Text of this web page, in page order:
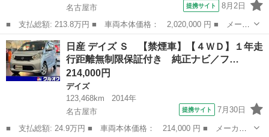
名古屋市
提携サイト 8月2日
■ 支払総額: 213.8万円 ■ 車両本体価格： 2,020,000 円 ■ メーカ
ー名： 日産 ■ 車種名： ノート ■ グレード名： １．２ Ｘ
当社社用車 メーカーナビ フルセグ 全周カメラ エマージェンシ
ーＢ Ｗ...
愛知 名古屋市 ノート
日産 デイズ Ｓ 【禁煙車】【４ＷＤ】１年走
行距離無制限保証付き 純正ナビ／フ…
214,000円
デイズ
123,468km
2014年
名古屋市
提携サイト 7月30日
■ 支払総額: 24.9万円 ■ 車両本体価格： 214,000 円 ■ メーカー